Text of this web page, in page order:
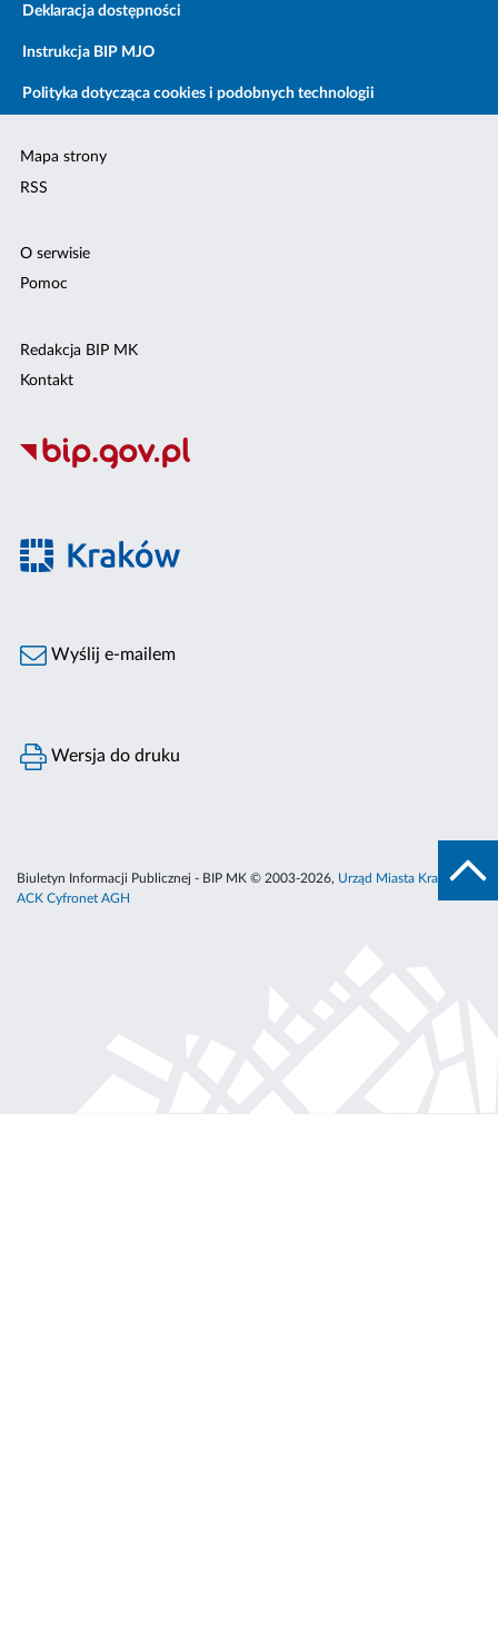
Deklaracja dostępności
Instrukcja BIP MJO
Polityka dotycząca cookies i podobnych technologii
Mapa strony
RSS
O serwisie
Pomoc
Redakcja BIP MK
Kontakt
Wyślij e-mailem
Wersja do druku
Biuletyn Informacji Publicznej - BIP MK © 2003-2026, Urząd Miasta Krakowa
ACK Cyfronet AGH